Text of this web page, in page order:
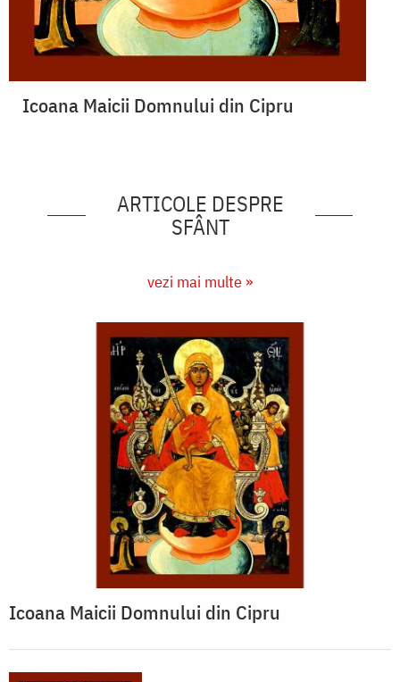
Icoana Maicii Domnului din Cipru
ARTICOLE DESPRE
SFÂNT
vezi mai multe »
Icoana Maicii Domnului din Cipru